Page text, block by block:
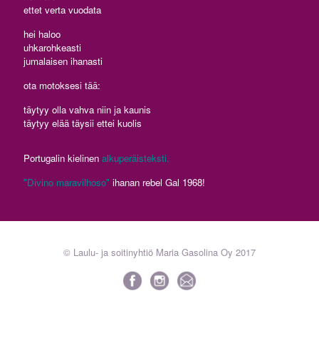
ettet verta vuodata
hei haloo
uhkarohkeasti
jumalaisen ihanasti
ota motoksesi tää:
täytyy olla vahva niin ja kaunis
täytyy elää täysii ettei kuolis
Portugalin kielinen alkuperäisteksti.
"Divino maravilhoso" ihanan rebel Gal 1968!
© Laulu- ja soitinyhtiö Maria Gasolina Oy 2017